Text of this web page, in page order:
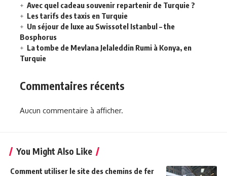
Avec quel cadeau souvenir repartenir de Turquie ?
Les tarifs des taxis en Turquie
Un séjour de luxe au Swissotel Istanbul – the
Bosphorus
La tombe de Mevlana Jelaleddin Rumi à Konya, en
Turquie
Commentaires récents
Aucun commentaire à afficher.
You Might Also Like
Comment utiliser le site des chemins de fer